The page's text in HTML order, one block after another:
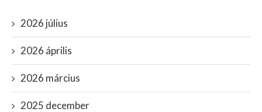
2026 július
2026 április
2026 március
2025 december